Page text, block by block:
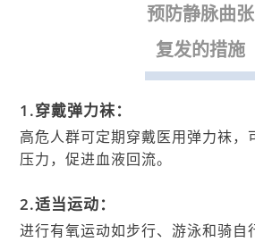
预防静脉曲张
复发的措施
1.穿戴弹力袜：
高危人群可定期穿戴医用弹力袜，
压力，促进血液回流。
2.适当运动：
进行有氧运动如步行、游泳和骑自